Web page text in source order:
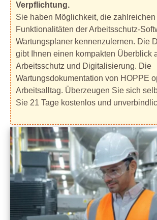
Verpflichtung.
Sie haben Möglichkeit, die zahlreichen
Funktionalitäten der Arbeitsschutz-
Wartungsplaner kennenzulernen. Die
gibt Ihnen einen kompakten Überblick
Arbeitsschutz und Digitalisierung. Die
Wartungsdokumentation von HOPPE
Arbeitsalltag. Überzeugen Sie sich
Sie 21 Tage kostenlos und